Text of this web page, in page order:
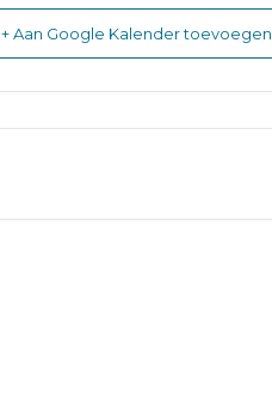
+ Aan Google Kalender toevoegen